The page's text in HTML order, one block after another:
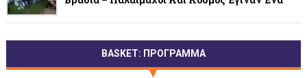
BASKET: ΠΡΟΓΡΑΜΜΑ